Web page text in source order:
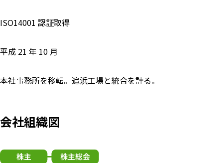
ISO14001 認証取得
平成 21 年 10 月
本社事務所を移転。追浜工場と統合を計る。
会社組織図